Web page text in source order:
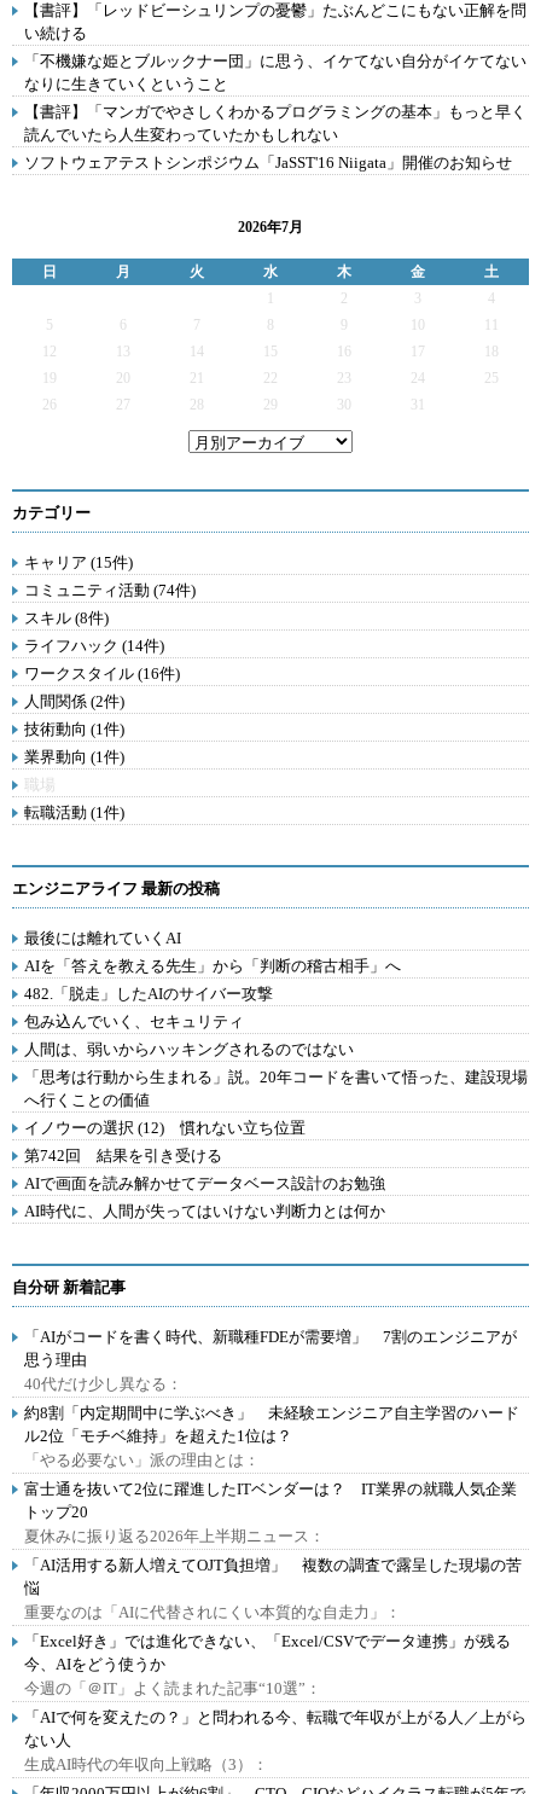
【書評】「レッドビーシュリンプの憂鬱」たぶんどこにもない正解を問
い続ける
「不機嫌な姫とブルックナー団」に思う、イケてない自分がイケてない
なりに生きていくということ
【書評】「マンガでやさしくわかるプログラミングの基本」もっと早く
読んでいたら人生変わっていたかもしれない
ソフトウェアテストシンポジウム「JaSST'16 Niigata」開催のお知らせ
2026年7月
日 月 火 水 木 金
土
2 3
4
5
6 7 9
12
13 14 15 16 17
19
20 21 22 23 24
25
26
27 28 29 30 31
カテゴリー
キャリア (15件)
コミュニティ活動 (74件)
スキル (8件)
ライフハック (14件)
ワークスタイル (16件)
人間関係 (2件)
技術動向 (1件)
業界動向 (1件)
職場
転職活動 (1件)
エンジニアライフ 最新の投稿
最後には離れていくAI
AIを「答えを教える先生」から「判断の稽古相手」へ
482.「脱走」したAIのサイバー攻撃
包み込んでいく、セキュリティ
人間は、弱いからハッキングされるのではない
「思考は行動から生まれる」説。20年コードを書いて悟った、建設現場
へ行くことの価値
イノウーの選択 (12) 慣れない立ち位置
第742回 結果を引き受ける
AIで画面を読み解かせてデータベース設計のお勉強
AI時代に、人間が失ってはいけない判断力とは何か
自分研 新着記事
「AIがコードを書く時代、新職種FDEが需要増」 7割のエンジニアが
思う理由
40代だけ少し異なる：
約8割「内定期間中に学ぶべき」 未経験エンジニア自主学習のハード
ル2位「モチベ維持」を超えた1位は？
「やる必要ない」派の理由とは：
富士通を抜いて2位に躍進したITベンダーは？ IT業界の就職人気企業
トップ20
夏休みに振り返る2026年上半期ニュース：
「AI活用する新人増えてOJT負担増」 複数の調査で露呈した現場の苦
悩
重要なのは「AIに代替されにくい本質的な自走力」：
「Excel好き」では進化できない、「Excel/CSVでデータ連携」が残る
今、AIをどう使うか
今週の「＠IT」よく読まれた記事“10選”：
「AIで何を変えたの？」と問われる今、転職で年収が上がる人／上がら
ない人
生成AI時代の年収向上戦略（3）：